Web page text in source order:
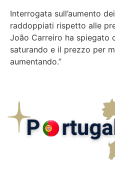
Interrogata sull’aumento
raddoppiati rispetto alle
João Carreiro ha spiegato
saturando e il prezzo per
aumentando.”